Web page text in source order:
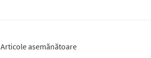
Articole asemănătoare